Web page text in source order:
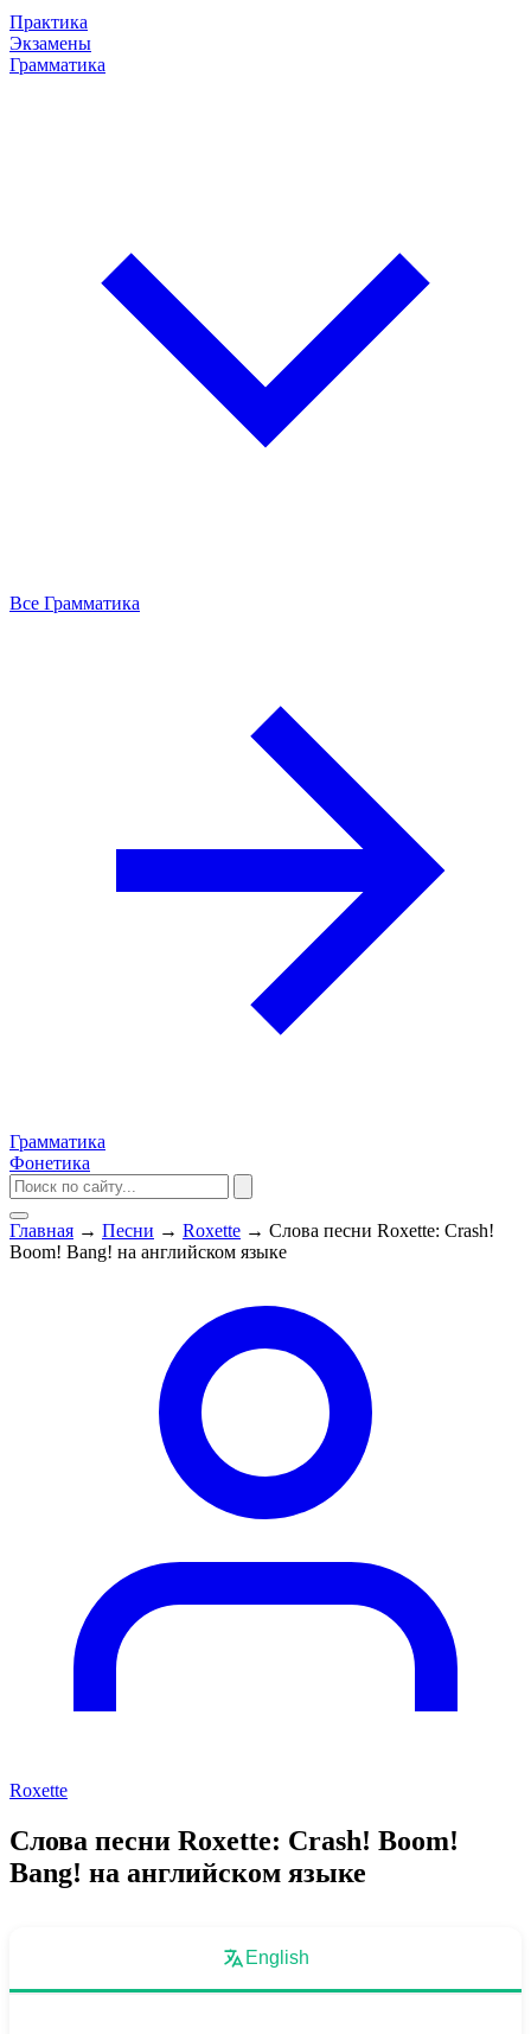
Практика
Экзамены
Грамматика
Все Грамматика
Грамматика
Фонетика
Главная → Песни → Roxette → Слова песни Roxette: Crash!
Boom! Bang! на английском языке
Roxette
Слова песни Roxette: Crash! Boom!
Bang! на английском языке
English